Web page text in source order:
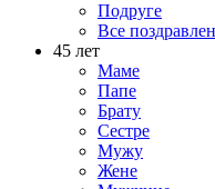
Подруге
Все
45 лет
Маме
Папе
Брату
Сестре
Мужу
Жене